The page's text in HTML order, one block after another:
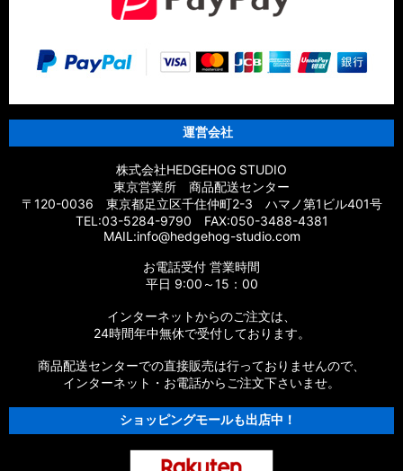
運営会社
株式会社HEDGEHOG STUDIO
東京営業所 商品配送センター
〒120-0036 東京都足立区千住仲町2-3 ハマノ第1ビル401号
TEL:03-5284-9790 FAX:050-3488-4381
MAIL:info@hedgehog-studio.com
お電話受付 営業時間
平日 9:00～15：00
インターネットからのご注文は、
24時間年中無休で受付しております。
商品配送センターでの直接販売は行っておりませんので、
インターネット・お電話からご注文下さいませ。
ショッピングモールも出店中！